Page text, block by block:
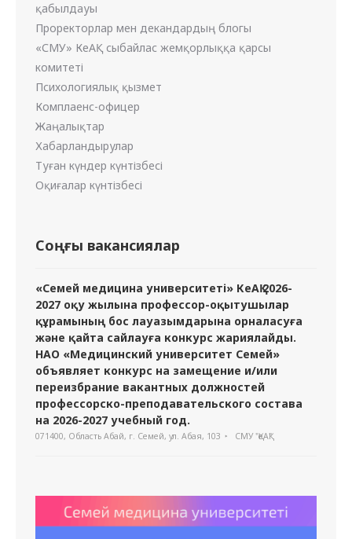
қабылдауы
Проректорлар мен декандардың блогы
«СМУ» КеАҚ сыбайлас жемқорлыққа қарсы
комитеті
Психологиялық қызмет
Комплаенс-офицер
Жаңалықтар
Хабарландырулар
Туған күндер күнтізбесі
Оқиғалар күнтізбесі
Соңғы вакансиялар
«Семей медицина университеті» КеАҚ 2026-
2027 оқу жылына профессор-оқытушылар
құрамының бос лауазымдарына орналасуға
және қайта сайлауға конкурс жариялайды.
НАО «Медицинский университет Семей»
объявляет конкурс на замещение и/или
переизбрание вакантных должностей
профессорско-преподавательского состава
на 2026-2027 учебный год.
071400, Область Абай, г. Семей, ул. Абая, 103 СМУ "ҚеАҚ"